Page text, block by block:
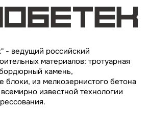
- ведущий российский
материалов: тротуарная
камень,
блоки, из мелкозернистого бетона
известной технологии